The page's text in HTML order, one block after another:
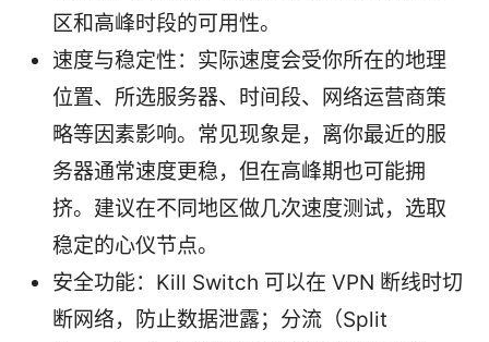
区和高峰时段的可用性。
速度与稳定性：实际速度会受你所在的地理
位置、所选服务器、时间段、网络运营商策
略等因素影响。常见现象是，离你最近的服
务器通常速度更稳，但在高峰期也可能拥
挤。建议在不同地区做几次速度测试，选取
稳定的心仪节点。
安全功能：Kill Switch 可以在 VPN 断线时切
断网络，防止数据泄露；分流（Split